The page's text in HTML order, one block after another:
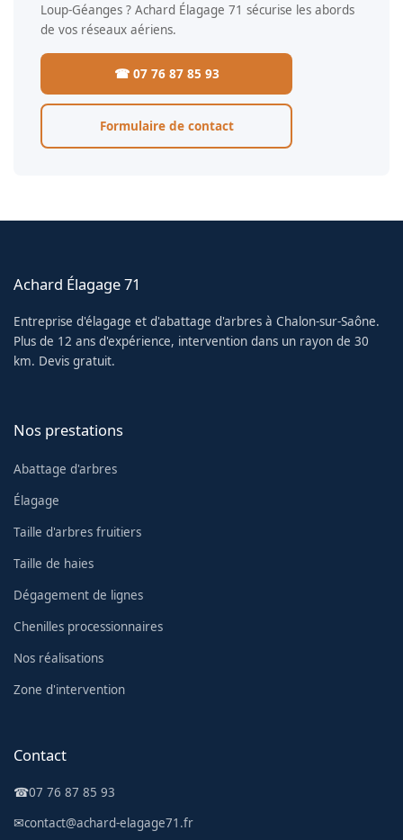
Loup-Géanges ? Achard Élagage 71 sécurise les abords
de vos réseaux aériens.
☎ 07 76 87 85 93
Formulaire de contact
Achard Élagage 71
Entreprise d'élagage et d'abattage d'arbres à Chalon-sur-Saône.
Plus de 12 ans d'expérience, intervention dans un rayon de 30
km. Devis gratuit.
Nos prestations
Abattage d'arbres
Élagage
Taille d'arbres fruitiers
Taille de haies
Dégagement de lignes
Chenilles processionnaires
Nos réalisations
Zone d'intervention
Contact
☎07 76 87 85 93
✉contact@achard-elagage71.fr